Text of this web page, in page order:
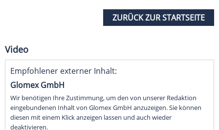
ZURÜCK ZUR STARTSEITE
Video
Empfohlener externer Inhalt:
Glomex GmbH
Wir benötigen Ihre Zustimmung, um den von unserer Redaktion
eingebundenen Inhalt von Glomex GmbH anzuzeigen. Sie können
diesen mit einem Klick anzeigen lassen und auch wieder
deaktivieren.